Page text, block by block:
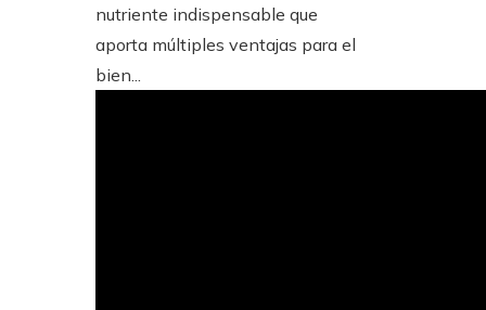
nutriente indispensable que
aporta múltiples ventajas para el
bien...